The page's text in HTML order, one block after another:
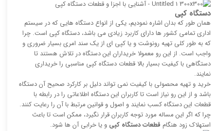
دستگاه کپی
همان طور که بدان اشاره نمودیم، یکی از انواع دستگاه هایی که در سیستم
اداری تمامی کشور ها دارای کاربرد زیادی می باشد، دستگاه کپی است. چرا
که به طور کلی تهیه رونوشت و یا کپی ای از یک سند امری بسیار ضروری و
واجب است. از این رو معمولا خریداران این دستگاه در تلاش هستند تا
دستگاهی با کیفیت بسیار بالا قطعات دستگاه کپی مناسبی را خریداری
نمایند.
خرید و تهیه محصولی با کیفیت نمی تواند دلیل بر کارکرد صحیح آن دستگاه
باشد و از این رو نیاز است تا کاربران این دستگاه اطلاعاتی را در رابطه با
قطعات این دستگاه کسب نمایند و اصول و قوانین مرتبط با آن را رعایت کنند.
چرا که اگر این مساله مورد توجه کاربران قرار نگیرد، ممکن است تا باعث
استهلاک زود هنگام قطعات دستگاه کپی و یا خرابی آن ها شود.